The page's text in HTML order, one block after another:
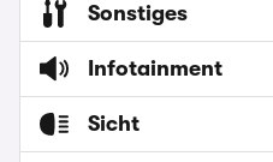
Sonstiges
Infotainment
Sicht